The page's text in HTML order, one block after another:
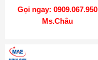
Gọi ngay: 0909.067.950
Ms.Châu